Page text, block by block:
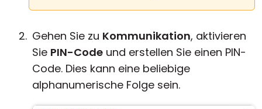
Gehen Sie zu Kommunikation, aktivieren
Sie PIN-Code und erstellen Sie einen PIN-
Code. Dies kann eine beliebige
alphanumerische Folge sein.